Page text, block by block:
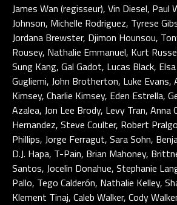
James Wan (regisseur), Vin Diesel, Paul
Johnson, Michelle Rodriguez, Tyrese
Jordana Brewster, Djimon Hounsou,
Rousey, Nathalie Emmanuel, Kurt
Sung Kang, Gal Gadot, Lucas Black,
Gugliemi, John Brotherton, Luke Evans,
Kimsey, Charlie Kimsey, Eden Estrella,
Azalea, Jon Lee Brody, Levy Tran, Anna
Hernandez, Steve Coulter, Robert
Phillips, Jorge Ferragut, Sara Sohn,
D.J. Hapa, T-Pain, Brian Mahoney,
Santos, Jocelin Donahue, Stephanie
Pallo, Tego Calderón, Nathalie Kelley,
Klement Tinaj, Caleb Walker, Cody